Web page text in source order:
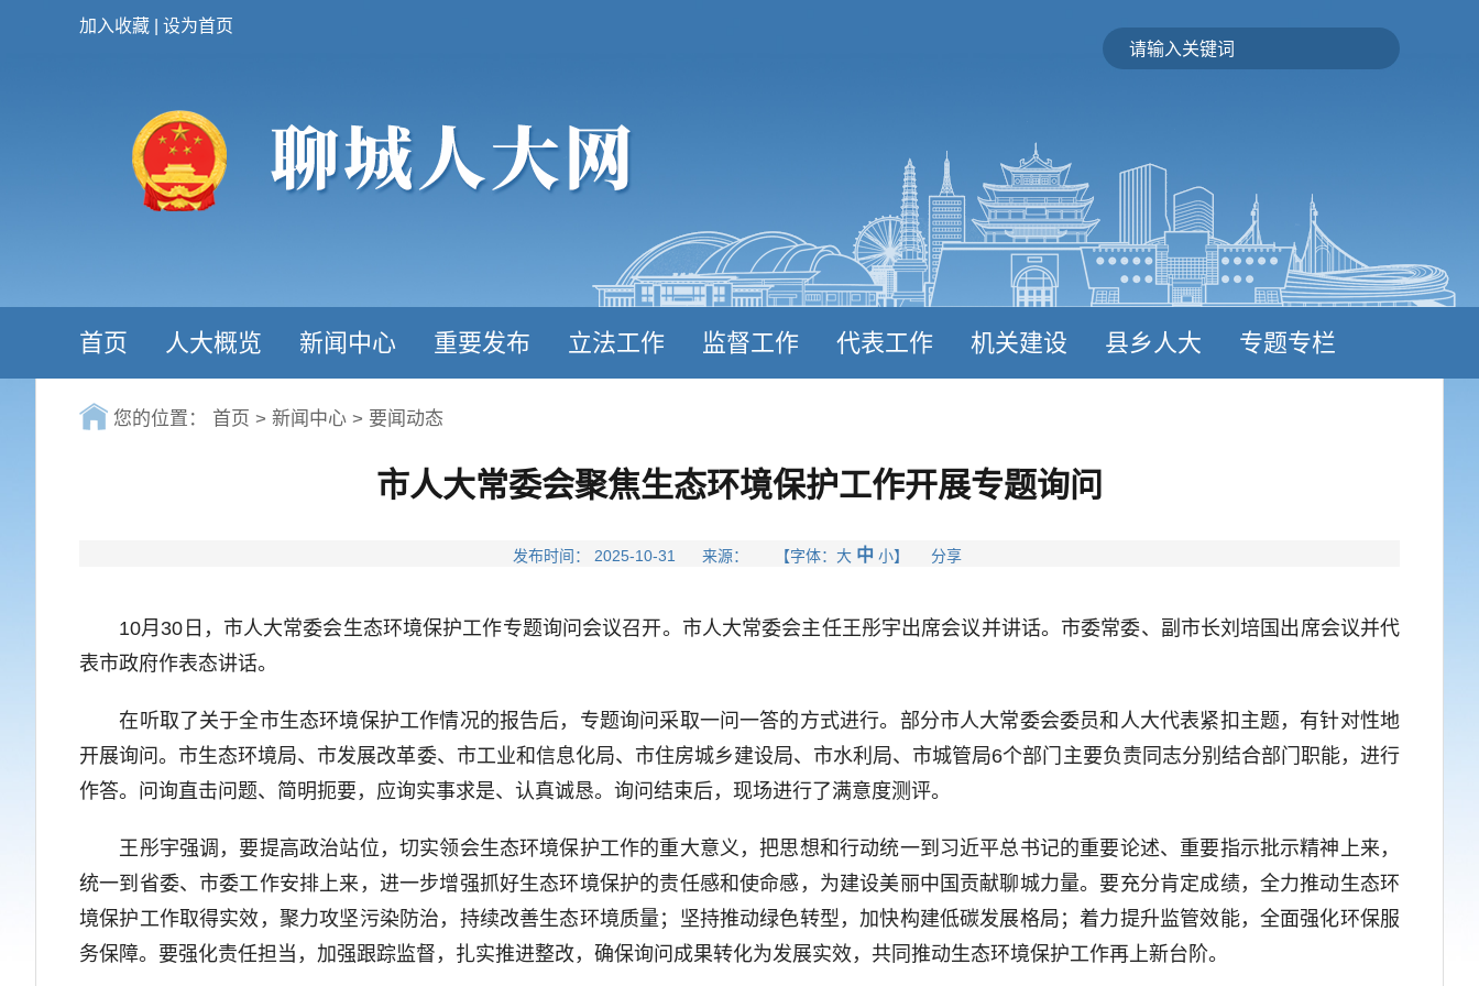
加入收藏 设为首页
首页 人大概览 新闻中心 重要发布 立法工作 监督工作 代表工作 机关建设 县乡人大 专题专栏
您的位置： 首页 > 新闻中心 > 要闻动态
市人大常委会聚焦生态环境保护工作开展专题询问
发布时间： 2025-10-31 来源： 【字体： 大 中 小】 分享
10月30日，市人大常委会生态环境保护工作专题询问会议召开。市人大常委会主任王彤宇出席会议并讲话。市委常委、副市长刘培国出席会议并代
表市政府作表态讲话。
在听取了关于全市生态环境保护工作情况的报告后，专题询问采取一问一答的方式进行。部分市人大常委会委员和人大代表紧扣主题，有针对性地
开展询问。市生态环境局、市发展改革委、市工业和信息化局、市住房城乡建设局、市水利局、市城管局6个部门主要负责同志分别结合部门职能，进行
作答。问询直击问题、简明扼要，应询实事求是、认真诚恳。询问结束后，现场进行了满意度测评。
王彤宇强调，要提高政治站位，切实领会生态环境保护工作的重大意义，把思想和行动统一到习近平总书记的重要论述、重要指示批示精神上来，
统一到省委、市委工作安排上来，进一步增强抓好生态环境保护的责任感和使命感，为建设美丽中国贡献聊城力量。要充分肯定成绩，全力推动生态环
境保护工作取得实效，聚力攻坚污染防治，持续改善生态环境质量；坚持推动绿色转型，加快构建低碳发展格局；着力提升监管效能，全面强化环保服
务保障。要强化责任担当，加强跟踪监督，扎实推进整改，确保询问成果转化为发展实效，共同推动生态环境保护工作再上新台阶。